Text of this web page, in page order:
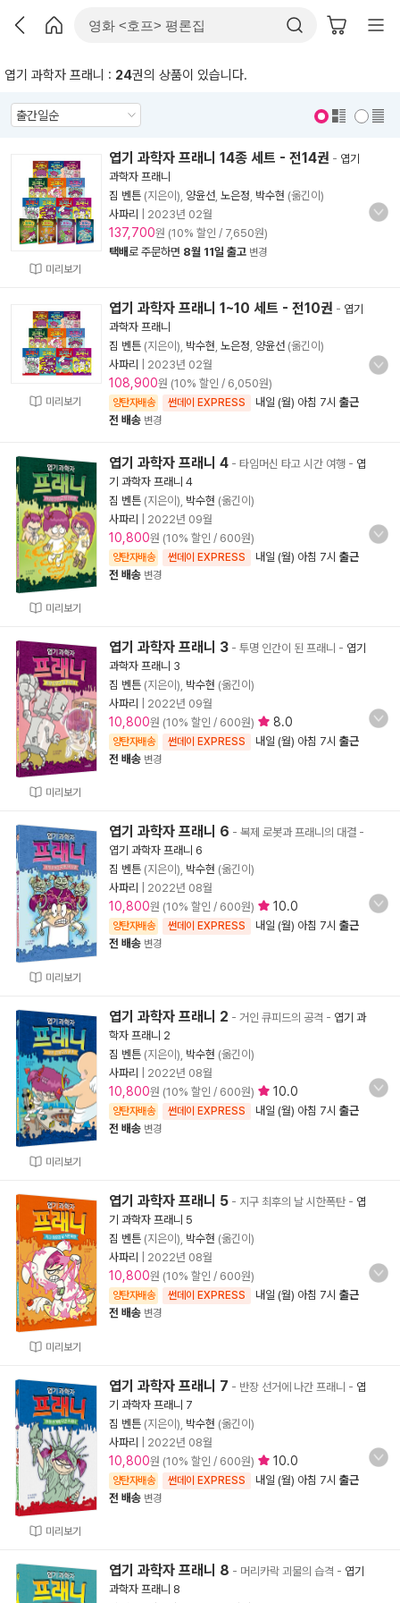
엽기 과학자 프래니 : 24권의 상품이 있습니다.
미리보기
엽기 과학자 프래니 14종 세트 - 전14권 - 엽기
과학자 프래니
짐 벤튼 (지은이), 양윤선 노은정 박수현 (옮긴이)
사파리
2023년 02월
137,700원 (10% 할인 / 7,650원)
택배로 주문하면 8월 11일 출고 변경
미리보기
엽기 과학자 프래니 1~10 세트 - 전10권 - 엽기
과학자 프래니
짐 벤튼 (지은이), 박수현 노은정 양윤선 (옮긴이)
사파리
2023년 02월
108,900원 (10% 할인 / 6,050원)
양탄자배송 썬데이 EXPRESS 내일 (월) 아침 7시 출근
전 배송 변경
미리보기
엽기 과학자 프래니 4 - 타임머신 타고 시간 여행 - 엽
기 과학자 프래니 4
짐 벤튼 (지은이), 박수현 (옮긴이)
사파리
2022년 09월
10,800원 (10% 할인 / 600원)
양탄자배송 썬데이 EXPRESS 내일 (월) 아침 7시 출근
전 배송 변경
미리보기
엽기 과학자 프래니 3 - 투명 인간이 된 프래니 - 엽기
과학자 프래니 3
짐 벤튼 (지은이), 박수현 (옮긴이)
사파리
2022년 09월
10,800원 (10% 할인 / 600원) 8.0
양탄자배송 썬데이 EXPRESS 내일 (월) 아침 7시 출근
전 배송 변경
미리보기
엽기 과학자 프래니 6 - 복제 로봇과 프래니의 대결 -
엽기 과학자 프래니 6
짐 벤튼 (지은이), 박수현 (옮긴이)
사파리
2022년 08월
10,800원 (10% 할인 / 600원) 10.0
양탄자배송 썬데이 EXPRESS 내일 (월) 아침 7시 출근
전 배송 변경
미리보기
엽기 과학자 프래니 2 - 거인 큐피드의 공격 - 엽기 과
학자 프래니 2
짐 벤튼 (지은이), 박수현 (옮긴이)
사파리
2022년 08월
10,800원 (10% 할인 / 600원) 10.0
양탄자배송 썬데이 EXPRESS 내일 (월) 아침 7시 출근
전 배송 변경
미리보기
엽기 과학자 프래니 5 - 지구 최후의 날 시한폭탄- 엽
기 과학자 프래니 5
짐 벤튼 (지은이), 박수현 (옮긴이)
사파리
2022년 08월
10,800원 (10% 할인 / 600원)
양탄자배송 썬데이 EXPRESS 내일 (월) 아침 7시 출근
전 배송 변경
미리보기
엽기 과학자 프래니 7 - 반장 선거에 나간 프래니 - 엽
기 과학자 프래니 7
짐 벤튼 (지은이), 박수현 (옮긴이)
사파리
2022년 08월
10,800원 (10% 할인 / 600원) 10.0
양탄자배송 썬데이 EXPRESS 내일 (월) 아침 7시 출근
전 배송 변경
엽기 과학자 프래니 8 - 머리카락 괴물의 습격 - 엽기
과학자 프래니 8